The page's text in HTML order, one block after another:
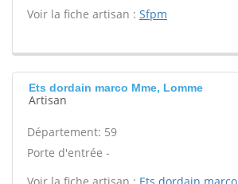
Voir la fiche artisan : Sfpm
Ets dordain marco Mme, Lomme
Artisan
Département: 59
Porte d'entrée -